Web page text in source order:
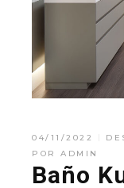
04/11/2022
PORADMIN
Baño